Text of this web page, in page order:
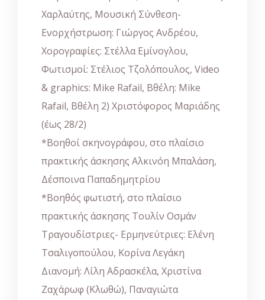
Χαρλαύτης, Μουσική Σύνθεση-
Ενορχήστρωση: Γιώργος Ανδρέου,
Χορογραφίες: Στέλλα Εμίνογλου,
Φωτισμοί: Στέλιος Τζολόπουλος, Video
& graphics: Mike Rafail, Βθέλη: Mike
Rafail, Βθέλη 2) Χριστόφορος Μαριάδης
(έως 28/2)
*Βοηθοί σκηνογράφου, στο πλαίσιο
πρακτικής άσκησης Αλκινόη Μπαλάση,
Δέσποινα Παπαδημητρίου
*Βοηθός φωτιστή, στο πλαίσιο
πρακτικής άσκησης Τουλίν Οσμάν
Τραγουδίστριες- Ερμηνεύτριες: Ελένη
Τσαλιγοπούλου, Κορίνα Λεγάκη
Διανομή: Λίλη Αδρασκέλα, Χριστίνα
Ζαχάρωφ (Κλωθώ), Παναγιώτα